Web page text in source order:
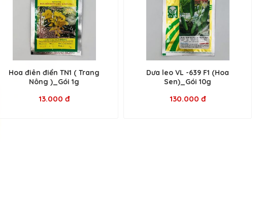
Hoa điên điển TN1 ( Trang
Nông )_Gói 1g
13.000 đ
Dưa leo VL -639 F1 (Hoa
Sen)_Gói 10g
130.000 đ